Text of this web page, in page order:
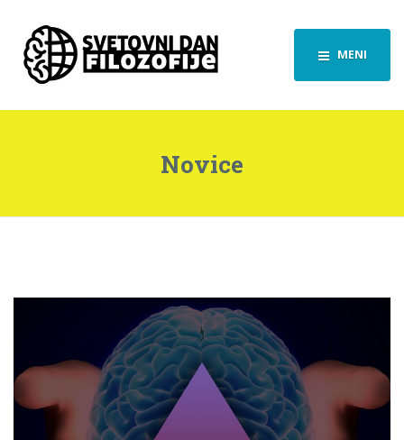
MENI
Novice